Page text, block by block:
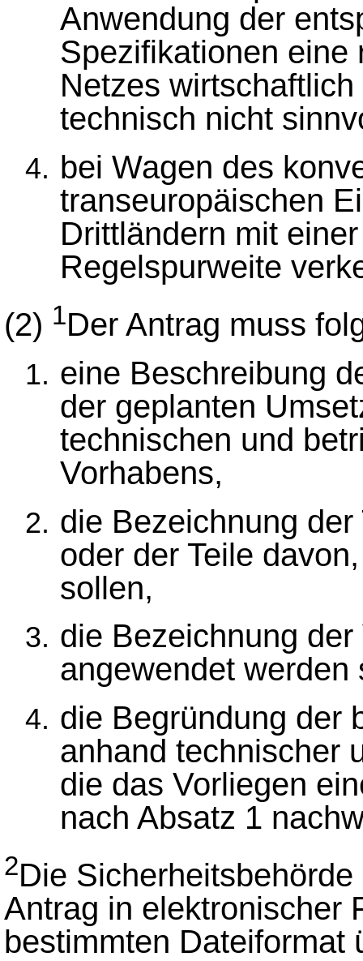
Anwendung der
Spezifikationen eine
Netzes
technisch nicht
bei Wagen des
transeuropäischen
Drittländern mit
Regelspurweite
(2) 1Der Antrag muss
eine Beschreibung
der geplanten
technischen und
Vorhabens,
die Bezeichnung
oder der Teile
sollen,
die Bezeichnung
angewendet werden
die Begründung der
anhand technischer
die das Vorliegen
nach Absatz 1
2Die
Antrag in elektronischer
bestimmten Dateiformat